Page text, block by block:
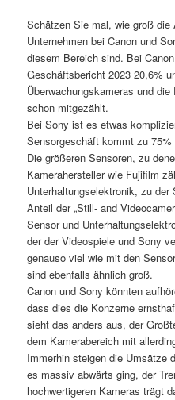
Schätzen Sie mal, wie groß die
Unternehmen bei Canon und
diesem Bereich sind. Bei
Geschäftsbericht 2023 20,6%
Überwachungskameras und
schon mitgezählt.
Bei Sony ist es etwas
Sensorgeschäft kommt zu
Die größeren Sensoren, zu
Kamerahersteller wie Fujifilm
Unterhaltungselektronik, zu
Anteil der „Still- and
Sensor und
der der Videospiele und Sony
genauso viel wie mit den
sind ebenfalls ähnlich groß.
Canon und Sony könnten
dass dies die Konzerne
sieht das anders aus, der
dem Kamerabereich mit
Immerhin steigen die Umsätze
es massiv abwärts ging, der
hochwertigeren Kameras trägt